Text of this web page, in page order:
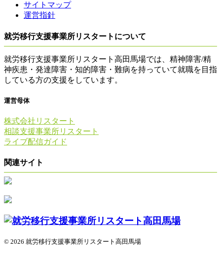
サイトマップ
運営指針
就労移行支援事業所リスタートについて
就労移行支援事業所リスタート高田馬場では、精神障害/精
神疾患・発達障害・知的障害・難病を持っていて就職を目指
している方の支援をしています。
運営母体
株式会社リスタート
相談支援事業所リスタート
ライブ配信ガイド
関連サイト
© 2026 就労移行支援事業所リスタート高田馬場